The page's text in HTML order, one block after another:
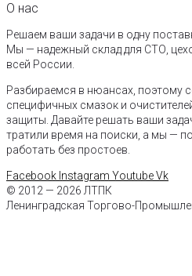
О нас
Решаем ваши задачи в одну
Мы — надежный склад для СТО,
всей России.
Разбираемся в нюансах, поэтому
специфичных смазок и
защиты. Давайте решать ваши
тратили время на поиски, а мы —
работать без простоев.
Facebook Instagram YoutubeVk
© 2012 — 2026 ЛТПК
Ленинградская Торгово-